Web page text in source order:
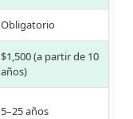
Obligatorio
$1,500 (a partir de 10
años)
5–25 años